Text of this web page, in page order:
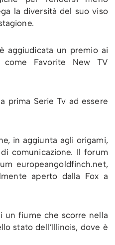
la diversità del suo viso
aggiudicata un premio ai
come Favorite New TV
prima Serie Tv ad essere
in aggiunta agli origami,
comunicazione. Il forum
europeangoldfinch.net,
aperto dalla Fox a
un fiume che scorre nella
stato dell’Illinois, dove è